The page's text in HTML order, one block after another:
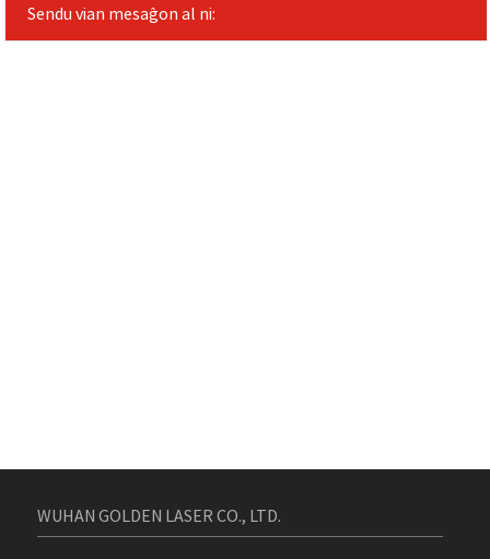
Sendu vian mesaĝon al ni:
WUHAN GOLDEN LASER CO., LTD.